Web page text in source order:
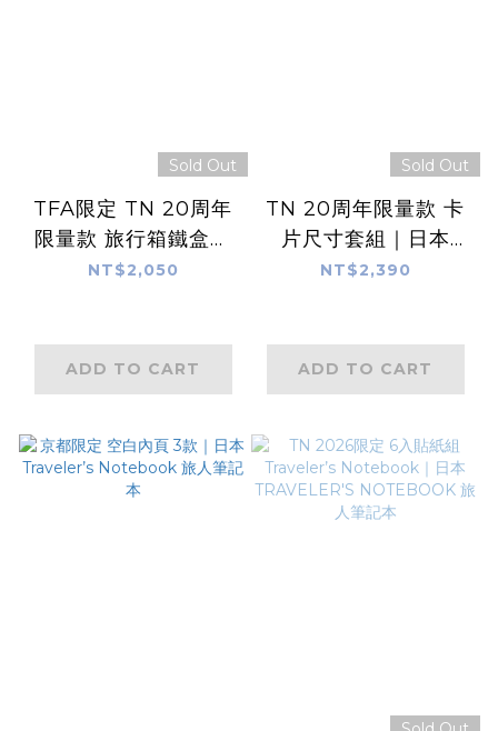
Sold Out
TFA限定 TN 20周年
限量款 旅行箱鐵盒套
組｜日本 Traveler’s
NT$2,050
ADD TO CART
Sold Out
TN 20周年限量款 卡
片尺寸套組｜日本
Traveler’s
NT$2,390
ADD TO CART